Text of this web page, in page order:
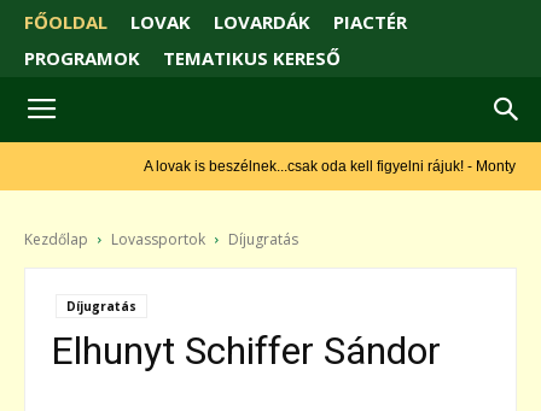
FŐOLDAL LOVAK LOVARDÁK
PIACTÉR
PROGRAMOK
TEMATIKUS KERESŐ
A lovak is beszélnek...csak oda kell figyelni rájuk! - Monty Roberts
Kezdőlap Lovassportok Díjugratás
Díjugratás
Elhunyt Schiffer Sándor